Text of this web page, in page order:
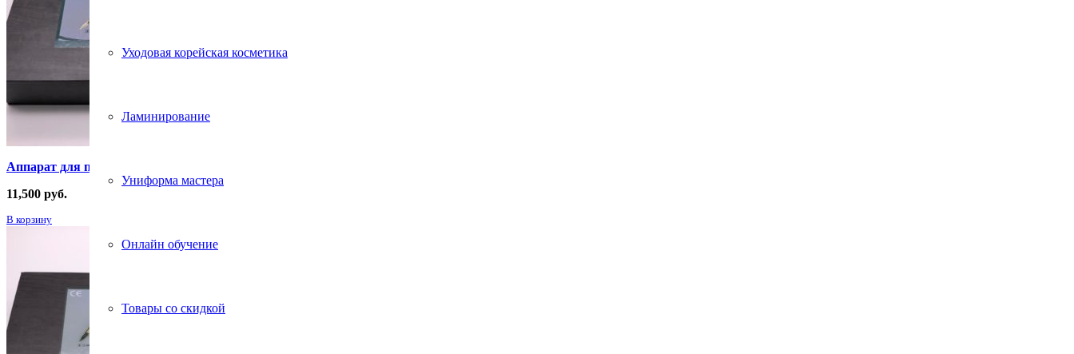
Уходовая корейская косметика
Ламинирование
Униформа мастера
Онлайн обучение
Товары со скидкой
Аппарат для перманентного макияжа Giant Sun G-8650
11,500 руб.
В корзину